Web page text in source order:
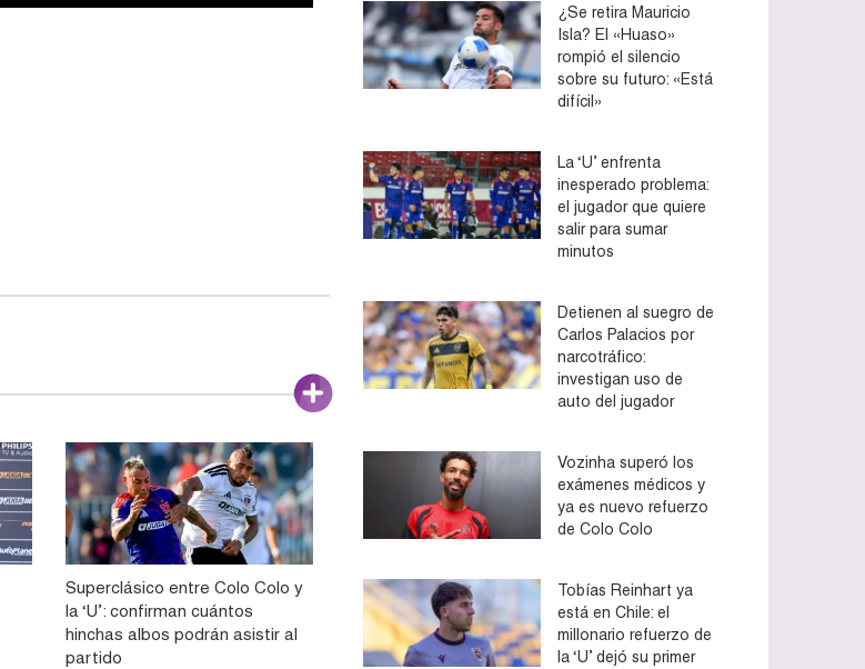
Superclásico entre Colo Colo y
la ‘U’: confirman cuántos
hinchas albos podrán asistir al
partido
¿Se retira Mauricio
Isla? El «Huaso»
rompió el silencio
sobre su futuro: «Está
difícil»
La ‘U’ enfrenta
inesperado problema:
el jugador que quiere
salir para sumar
minutos
Detienen al suegro de
Carlos Palacios por
narcotráfico:
investigan uso de
auto del jugador
Vozinha superó los
exámenes médicos y
ya es nuevo refuerzo
de Colo Colo
Tobías Reinhart ya
está en Chile: el
millonario refuerzo de
la ‘U’ dejó su primer